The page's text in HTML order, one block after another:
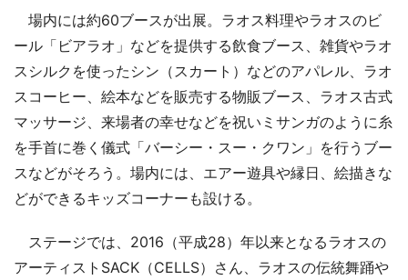
場内には約60ブースが出展。ラオス料理やラオスのビ
ール「ビアラオ」などを提供する飲食ブース、雑貨やラオ
スシルクを使ったシン（スカート）などのアパレル、ラオ
スコーヒー、絵本などを販売する物販ブース、ラオス古式
マッサージ、来場者の幸せなどを祝いミサンガのように糸
を手首に巻く儀式「バーシー・スー・クワン」を行うブー
スなどがそろう。場内には、エアー遊具や縁日、絵描きな
どができるキッズコーナーも設ける。
ステージでは、2016（平成28）年以来となるラオスの
アーティストSACK（CELLS）さん、ラオスの伝統舞踊や